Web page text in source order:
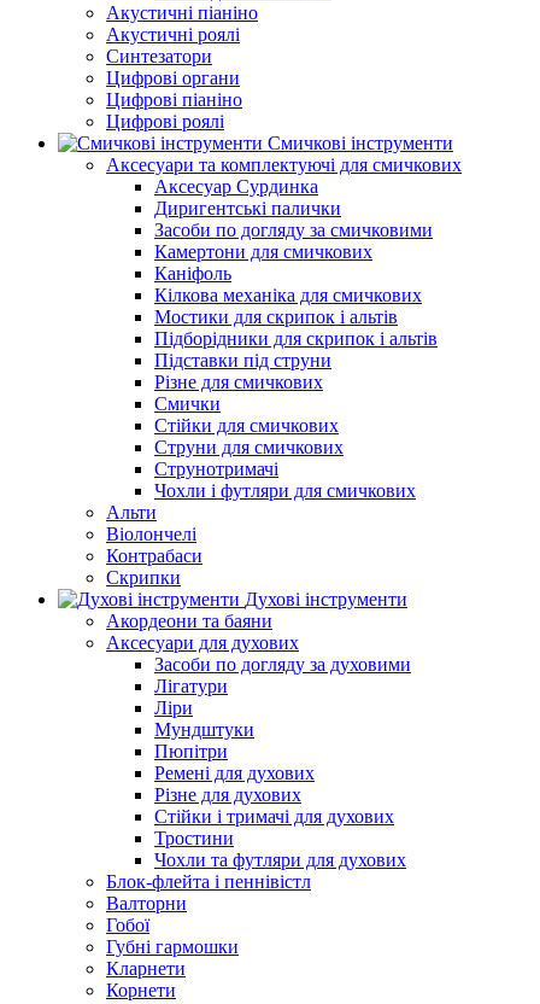
Акустичні піаніно
Акустичні роялі
Синтезатори
Цифрові органи
Цифрові піаніно
Цифрові роялі
Смичкові інструменти
Аксесуари та комплектуючі для смичкових
Аксесуар Сурдинка
Диригентські палички
Засоби по догляду за смичковими
Камертони для смичкових
Каніфоль
Кілкова механіка для смичкових
Мостики для скрипок і альтів
Підборiдники для скрипок і альтів
Підставки під струни
Різне для смичкових
Смички
Стійки для смичкових
Струни для смичкових
Струнотримачі
Чохли і футляри для смичкових
Альти
Віолончелі
Контрабаси
Скрипки
Духові інструменти
Акордеони та баяни
Аксесуари для духових
Засоби по догляду за духовими
Лігатури
Ліри
Мундштуки
Пюпітри
Ремені для духових
Різне для духових
Стійки і тримачі для духових
Тростини
Чохли та футляри для духових
Блок-флейта і пеннівістл
Валторни
Гобої
Губні гармошки
Кларнети
Корнети